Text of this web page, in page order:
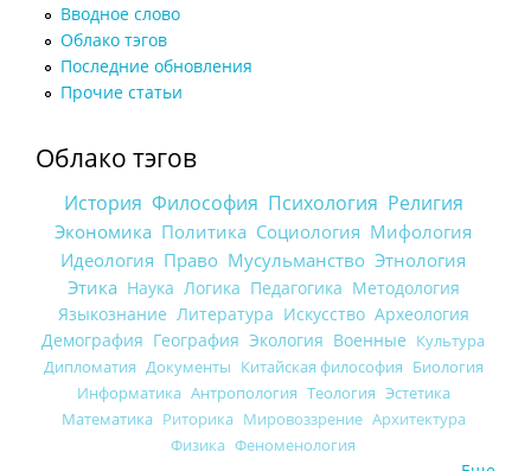
Вводное слово
Облако тэгов
Последние обновления
Прочие статьи
Облако тэгов
История Философия Психология Религия
Экономика Политика Социология Мифология
Идеология Право Мусульманство Этнология
Этика Наука Логика Педагогика Методология
Языкознание Литература Искусство Археология
Демография География Экология Военные Культура
Дипломатия Документы Китайская философия Биология
Информатика Антропология Теология Эстетика
Математика Риторика Мировоззрение Архитектура
Физика Феноменология